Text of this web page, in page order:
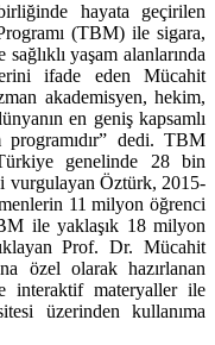
hayata geçirilen
(TBM) ile sigara,
yaşam alanlarında
ifade eden Mücahit
akademisyen, hekim,
en geniş kapsamlı
dedi. TBM
genelinde 28 bin
vurgulayan Öztürk, 2015-
11 milyon öğrenci
ile yaklaşık 18 milyon
Prof. Dr. Mücahit
özel olarak hazırlanan
interaktif materyaller ile
üzerinden kullanıma